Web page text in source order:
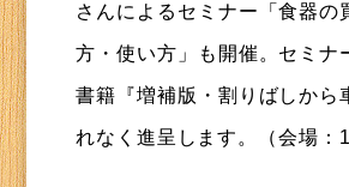
さんによるセミナー「食器の
方・使い方」も開催。セミナ
書籍『増補版・割りばしから
れなく進呈します。（会場：